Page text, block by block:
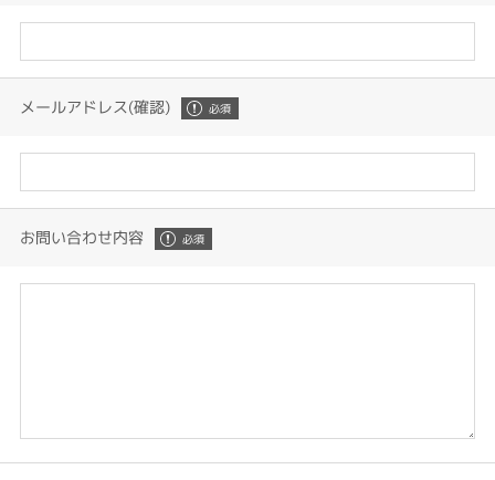
メールアドレス(確認)
お問い合わせ内容